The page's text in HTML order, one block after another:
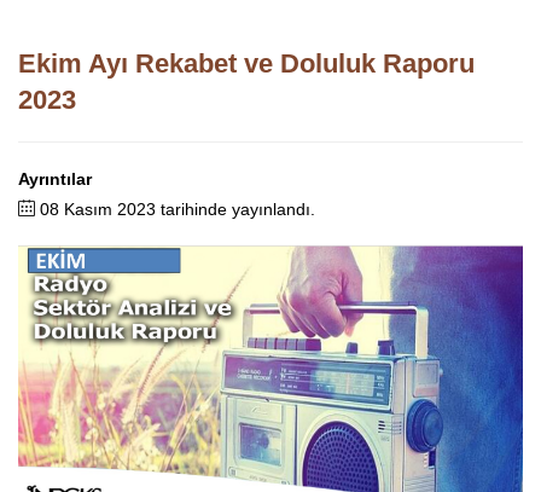
Ekim Ayı Rekabet ve Doluluk Raporu
2023
Ayrıntılar
08 Kasım 2023 tarihinde yayınlandı.